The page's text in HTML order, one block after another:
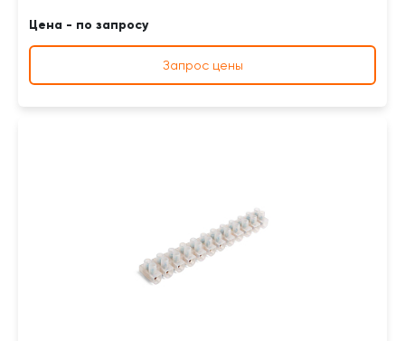
Цена - по запросу
Запрос цены